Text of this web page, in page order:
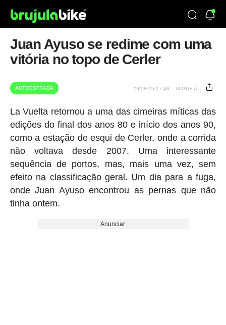
Juan Ayuso se redime com uma
vitória no topo de Cerler
AUTOESTRADA 29/08/25 17:48 MIGUE A.
La Vuelta retornou a uma das cimeiras míticas das
edições do final dos anos 80 e início dos anos 90,
como a estação de esqui de Cerler, onde a corrida
não voltava desde 2007. Uma interessante
sequência de portos, mas, mais uma vez, sem
efeito na classificação geral. Um dia para a fuga,
onde Juan Ayuso encontrou as pernas que não
tinha ontem.
Anunciar